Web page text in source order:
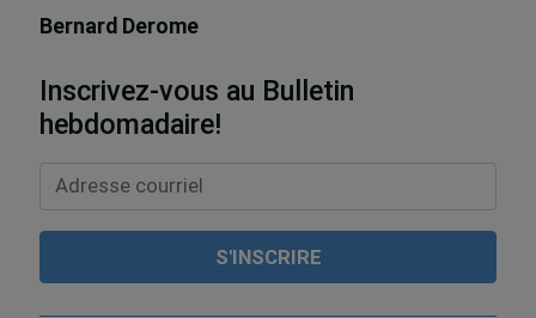
Bernard Derome
Inscrivez-vous au Bulletin
hebdomadaire!